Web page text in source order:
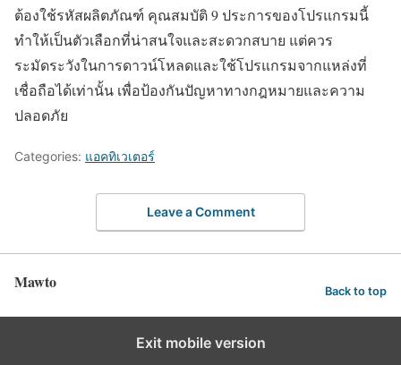
ต้องใช้รหัสผลิตภัณฑ์ คุณสมบัติ 9 ประการของโปรแกรมนี้
ทำให้เป็นตัวเลือกที่น่าสนใจและสะดวกสบาย แต่ควร
ระมัดระวังในการดาวน์โหลดและใช้โปรแกรมจากแหล่งที่
เชื่อถือได้เท่านั้น เพื่อป้องกันปัญหาทางกฎหมายและความ
ปลอดภัย
Categories: แอคทิเวเตอร์
Leave a Comment
Mawto Back to top
Exit mobile version